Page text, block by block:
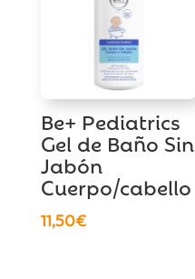
Be+ Pediatrics
Gel de Baño Sin
Jabón
Cuerpo/cabello
11,50€